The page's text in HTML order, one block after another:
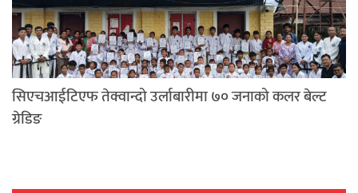
सिएचआईटिएफ तेक्वान्दो उर्लाबारीमा ७० जनाको कलर बेल्ट
ग्रेडिङ